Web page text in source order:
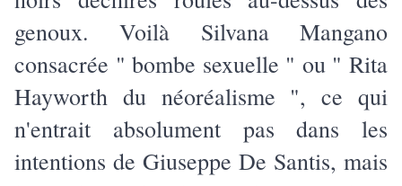
genoux. Voilà Silvana Mangano
consacrée " bombe sexuelle " ou " Rita
Hayworth du néoréalisme ", ce qui
n'entrait absolument pas dans les
intentions de Giuseppe De Santis, mais